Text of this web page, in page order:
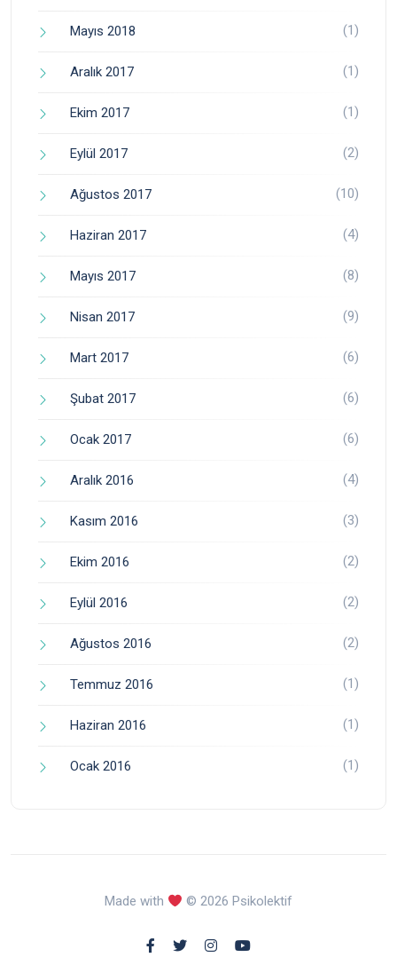
Mayıs 2018 (1)
Aralık 2017 (1)
Ekim 2017 (1)
Eylül 2017 (2)
Ağustos 2017 (10)
Haziran 2017 (4)
Mayıs 2017 (8)
Nisan 2017 (9)
Mart 2017 (6)
Şubat 2017 (6)
Ocak 2017 (6)
Aralık 2016 (4)
Kasım 2016 (3)
Ekim 2016 (2)
Eylül 2016 (2)
Ağustos 2016 (2)
Temmuz 2016 (1)
Haziran 2016 (1)
Ocak 2016 (1)
Made with © 2026 Psikolektif